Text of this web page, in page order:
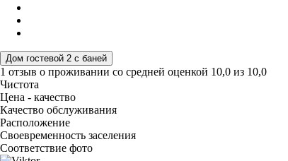
Дом гостевой 2 с баней
1 отзыв о проживании со средней оценкой 10,0 из 10,0
Чистота
Цена - качество
Качество обслуживания
Расположение
Своевременность заселения
Соответствие фото